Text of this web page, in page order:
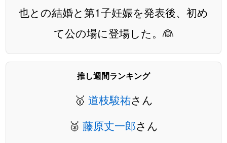
也との結婚と第1子妊娠を発表後、初め
て公の場に登場した。👰
推し週間ランキング
🥇 道枝駿祐さん
🥈 藤原丈一郎さん